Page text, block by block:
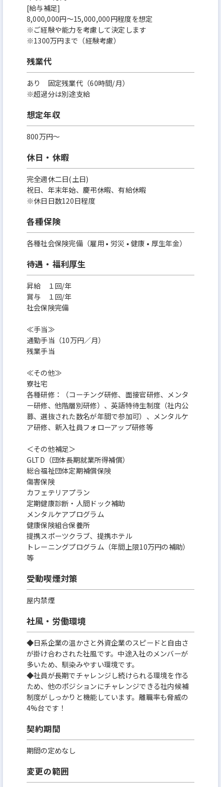
[給与補足]
8,000,000円～15,000,000円程度を想定
※ご経験や能力を考慮して決定します
※1300万円まで（経験考慮）
残業代
あり 固定残業代（60時間/月）
※超過分は別途支給
想定年収
800万円〜
休日・休暇
完全週休二日(土日)
祝日、年末年始、慶弔休暇、有給休暇
※休日日数120日程度
各種保険
各種社会保険完備（雇用 • 労災 • 健康 • 厚生年金）
待遇・福利厚生
昇給 １回/年
賞与 １回/年
社会保険完備
≪手当≫
通勤手当（10万円／月）
残業手当
≪その他≫
寮社宅
各種研修：（コーチング研修、面接官研修、メンタ
ー研修、他階層別研修）、英語特待生制度（社内公
募、選抜された数名が年間で参加可）、メンタルケ
ア研修、新入社員フォローアップ研修等
＜その他補足＞
GLTD（団体長期就業所得補償）
総合福祉団体定期補償保険
傷害保険
カフェテリアプラン
定期健康診断・人間ドック補助
メンタルケアプログラム
健康保険組合保養所
提携スポーツクラブ、提携ホテル
トレーニングプログラム（年間上限10万円の補助）
等
受動喫煙対策
屋内禁煙
社風・労働環境
◆日系企業の温かさと外資企業のスピードと自由さ
が掛け合わされた社風です。中途入社のメンバーが
多いため、馴染みやすい環境です。
◆社員が長期でチャレンジし続けられる環境を作る
ため、他のポジションにチャレンジできる社内候補
制度がしっかりと機能しています。離職率も脅威の
4%台です！
契約期間
期間の定めなし
変更の範囲